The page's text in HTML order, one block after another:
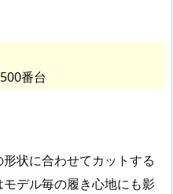
番台
状に合わせてカットする
デル毎の履き心地にも影